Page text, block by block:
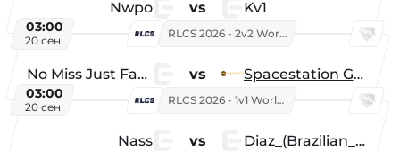
Nwpo vs Kv1
03:00
20 сен
RLCS 2026 - 2v2 World Championship
No Miss Just Fake vs Spacestation Gaming
03:00
20 сен
RLCS 2026 - 1v1 World Championship
Nass vs Diaz_(Brazilian_Player)